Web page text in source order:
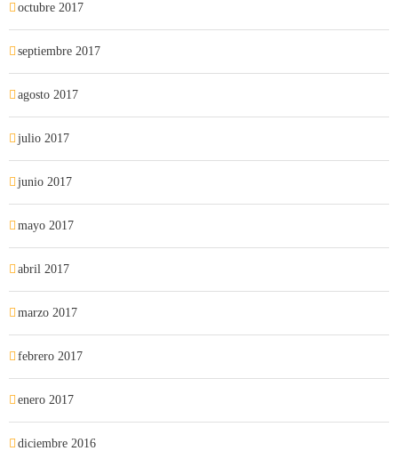
octubre 2017
septiembre 2017
agosto 2017
julio 2017
junio 2017
mayo 2017
abril 2017
marzo 2017
febrero 2017
enero 2017
diciembre 2016